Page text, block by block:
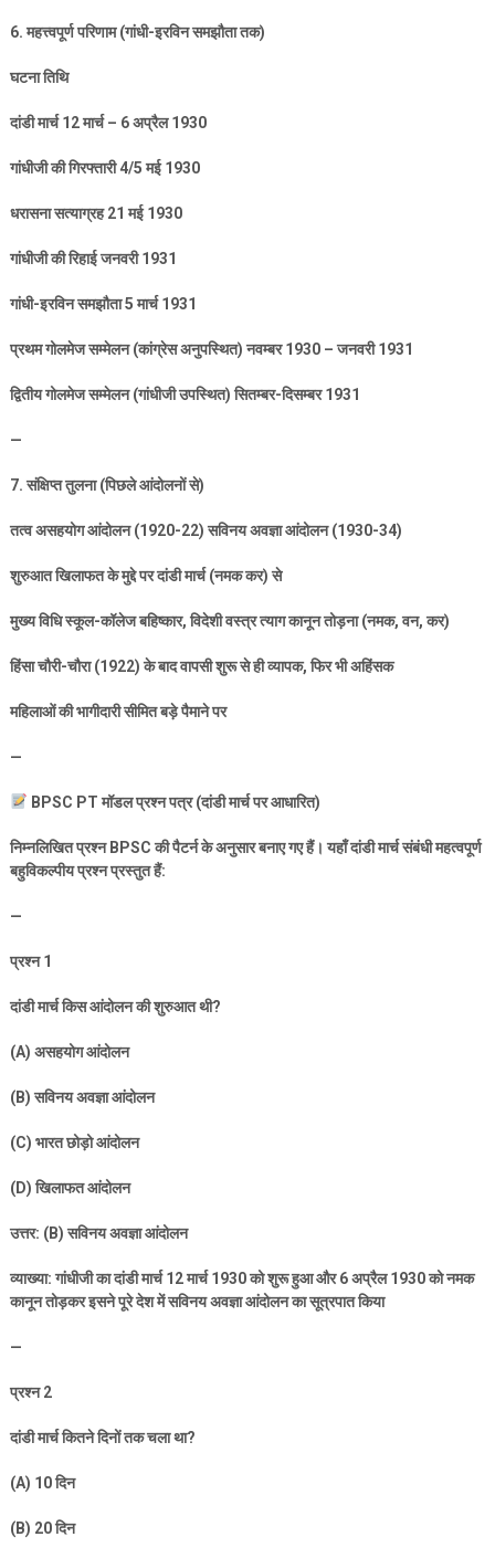
6.महत्त्वपूर्ण परिणाम (गांधी-इरविन समझौता तक)
घटना तिथि
दांडी मार्च12मार्च – 6अप्रैल1930
गांधीजी की गिरफ्तारी4/5मई1930
धरासना सत्याग्रह21 मई1930
गांधीजी की रिहाई जनवरी1931
गांधी-इरविन समझौता5मार्च1931
प्रथम गोलमेज सम्मेलन (कांग्रेस अनुपस्थित) नवम्बर1930 –जनवरी1931
द्वितीय गोलमेज सम्मेलन (गांधीजी उपस्थित) सितम्बर-दिसम्बर1931
—
7.संक्षिप्त तुलना (पिछले आंदोलनों से)
तत्व असहयोग आंदोलन (1920-22)सविनय अवज्ञा आंदोलन (1930-34)
शुरुआत खिलाफत के मुद्दे पर दांडी मार्च (नमक कर) से
मुख्य विधि स्कूल-कॉलेज बहिष्कार,विदेशी वस्त्र त्याग कानून तोड़ना (नमक,वन,कर)
हिंसा चौरी-चौरा (1922)के बाद वापसी शुरू से ही व्यापक,फिर भी अहिंसक
महिलाओं की भागीदारी सीमित बड़े पैमाने पर
—
BPSC PTमॉडल प्रश्न पत्र (दांडी मार्च पर आधारित)
निम्नलिखित प्रश्न BPSCकी पैटर्न के अनुसार बनाए गए हैं। यहाँ दांडी मार्च संबंधी महत्वपूर्ण
बहुविकल्पीय प्रश्न प्रस्तुत हैं:
—
प्रश्न1
दांडी मार्च किस आंदोलन की शुरुआत थी?
(A) असहयोग आंदोलन
(B)सविनय अवज्ञा आंदोलन
(C) भारत छोड़ो आंदोलन
(D)खिलाफत आंदोलन
उत्तर: (B)सविनय अवज्ञा आंदोलन
व्याख्या: गांधीजी का दांडी मार्च12मार्च1930को शुरू हुआ और6अप्रैल1930को नमक
कानून तोड़कर इसने पूरे देश में सविनय अवज्ञा आंदोलन का सूत्रपात किया
—
प्रश्न2
दांडी मार्च कितने दिनों तक चला था?
(A) 10दिन
(B) 20दिन